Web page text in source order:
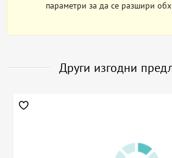
параметри за да се разшири
Други изгодни